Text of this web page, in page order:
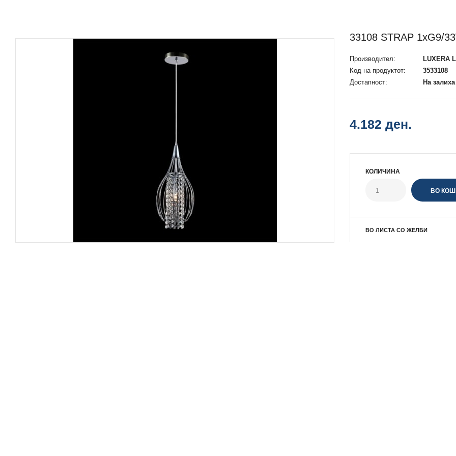
33108 STRAP 1xG9/
Производител:
LUXERA
Код на продуктот:
3533108
Достапност:
На залиха
4.182 ден.
КОЛИЧИНА
ВО ЛИСТА СО ЖЕЛБИ